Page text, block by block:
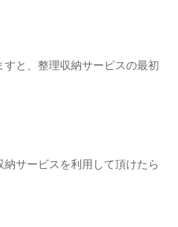
と、整理収納サービスの最初
サービスを利用して頂けたら